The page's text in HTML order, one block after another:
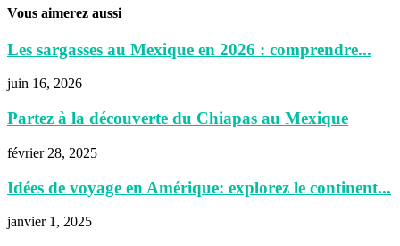
Vous aimerez aussi
Les sargasses au Mexique en 2026 : comprendre...
juin 16, 2026
Partez à la découverte du Chiapas au Mexique
février 28, 2025
Idées de voyage en Amérique: explorez le continent...
janvier 1, 2025